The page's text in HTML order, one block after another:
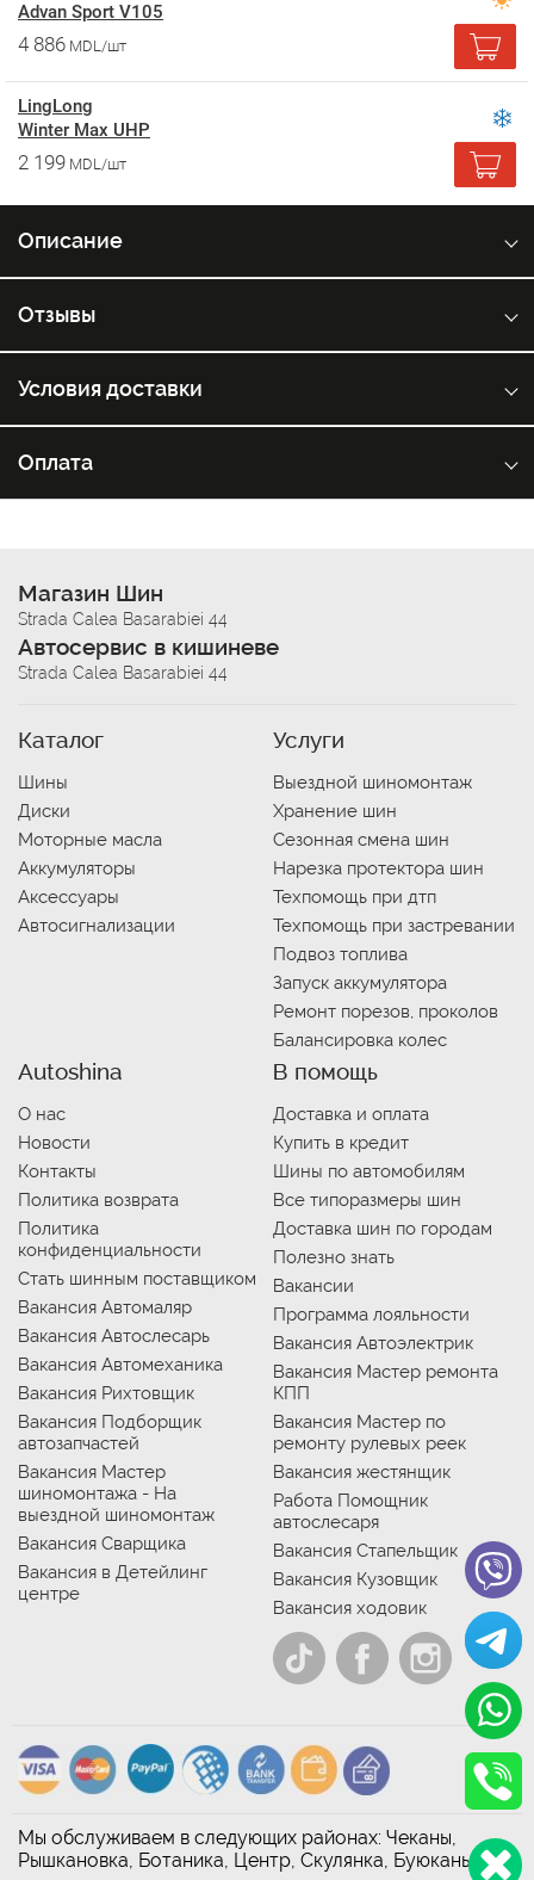
Advan Sport V105
4 886 MDL/шт
LingLong
Winter Max UHP
2 199 MDL/шт
Описание
Отзывы
Условия доставки
Оплата
Магазин Шин
Strada Calea Basarabiei 44
Автосервис в кишиневе
Strada Calea Basarabiei 44
Каталог
Шины
Диски
Моторные масла
Аккумуляторы
Аксессуары
Автосигнализации
Услуги
Выездной шиномонтаж
Хранение шин
Сезонная смена шин
Нарезка протектора шин
Техпомощь при дтп
Техпомощь при застревании
Подвоз топлива
Запуск аккумулятора
Ремонт порезов, проколов
Балансировка колес
Autoshina
О нас
Новости
Контакты
Политика возврата
Политика
конфиденциальности
Стать шинным поставщиком
Вакансия Автомаляр
Вакансия Автослесарь
Вакансия Автомеханика
Вакансия Рихтовщик
Вакансия Подборщик
автозапчастей
Вакансия Мастер
шиномонтажа - На
выездной шиномонтаж
Вакансия Сварщика
Вакансия в Детейлинг
центре
В помощь
Доставка и оплата
Купить в кредит
Шины по автомобилям
Все типоразмеры шин
Доставка шин по городам
Полезно знать
Вакансии
Программа лояльности
Вакансия Автоэлектрик
Вакансия Мастер ремонта
КПП
Вакансия Мастер по
ремонту рулевых реек
Вакансия жестянщик
Работа Помощник
автослесаря
Вакансия Стапельщик
Вакансия Кузовщик
Вакансия ходовик
Мы обслуживаем в следующих районах: Чеканы,
Рышкановка, Ботаника, Центр, Скулянка, Буюканы